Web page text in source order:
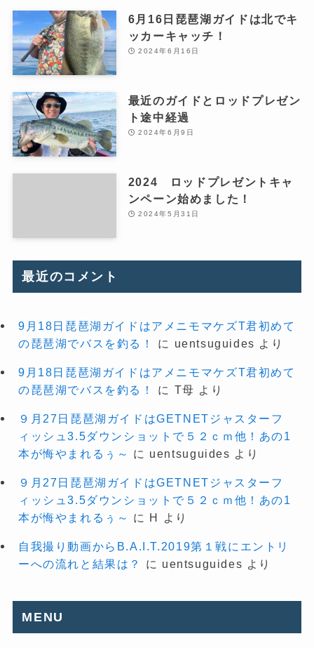
6月16日琵琶湖ガイドは北でキ
ッカーキャッチ！
2024年6月16日
最近のガイドとロッドプレゼン
ト途中経過
2024年6月9日
2024 ロッドプレゼントキャ
ンペーン始めました！
2024年5月31日
最近のコメント
9月18日琵琶湖ガイドはアメニモマケズT君初めて
の琵琶湖でバスを釣る！
に uentsuguides より
9月18日琵琶湖ガイドはアメニモマケズT君初めて
の琵琶湖でバスを釣る！
に T母 より
９月27日琵琶湖ガイドはGETNETジャスターフ
ィッシュ3.5ダウンショットで５２ｃｍ他！あの1
本が悔やまれるぅ～
に uentsuguides より
９月27日琵琶湖ガイドはGETNETジャスターフ
ィッシュ3.5ダウンショットで５２ｃｍ他！あの1
本が悔やまれるぅ～
に H より
自我撮り動画からB.A.I.T.2019第１戦にエントリ
ーへの流れと結果は？
に uentsuguides より
MENU